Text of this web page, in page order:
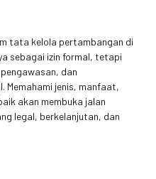
tata kelola pertambangan di
sebagai izin formal, tetapi
dan
Memahami jenis, manfaat,
akan membuka jalan
legal, berkelanjutan, dan